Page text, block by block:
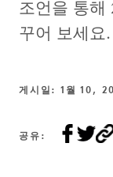
조언을 통해
꾸어 보세요.
게시일: 1월 10,
공유: